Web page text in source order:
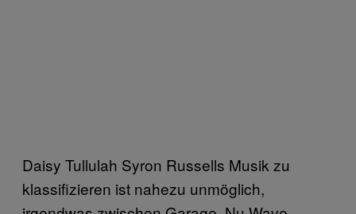
Daisy Tullulah Syron Russells Musik zu
klassifizieren ist nahezu unmöglich,